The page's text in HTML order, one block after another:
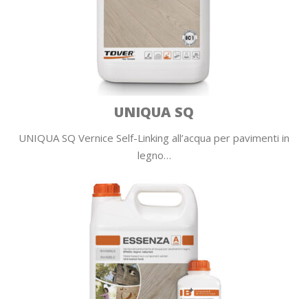
UNIQUA SQ
UNIQUA SQ Vernice Self-Linking all’acqua per pavimenti in
legno…